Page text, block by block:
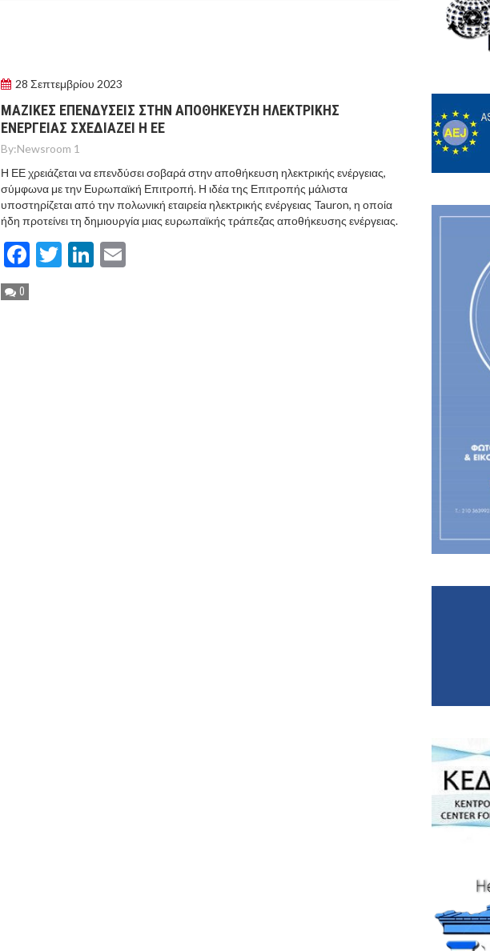
28 Σεπτεμβρίου 2023
ΜΑΖΙΚΕΣ ΕΠΕΝΔΥΣΕΙΣ ΣΤΗΝ ΑΠΟΘΗΚΕΥΣΗ ΗΛΕΚΤΡΙΚΗΣ
ΕΝΕΡΓΕΙΑΣ ΣΧΕΔΙΑΖΕΙ Η ΕΕ
By:Newsroom 1
Η ΕΕ χρειάζεται να επενδύσει σοβαρά στην αποθήκευση ηλεκτρικής ενέργειας,
σύμφωνα με την Ευρωπαϊκή Επιτροπή. Η ιδέα της Επιτροπής μάλιστα
υποστηρίζεται από την πολωνική εταιρεία ηλεκτρικής ενέργειας Tauron, η οποία
ήδη προτείνει τη δημιουργία μιας ευρωπαϊκής τράπεζας αποθήκευσης ενέργειας.
Facebook
TwitterLinkedIn
0